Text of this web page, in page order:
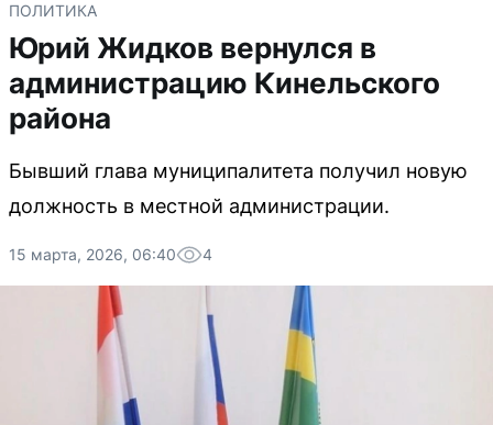
ПОЛИТИКА
Юрий Жидков вернулся в
администрацию Кинельского
района
Бывший глава муниципалитета получил новую
должность в местной администрации.
15 марта, 2026, 06:40 4